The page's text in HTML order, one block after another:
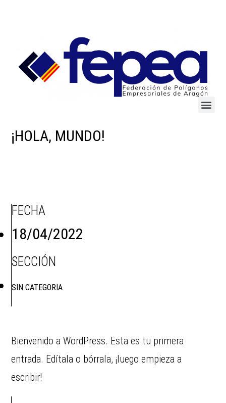
¡HOLA, MUNDO!
FECHA
18/04/2022
SECCIÓN
SIN CATEGORIA
Bienvenido a WordPress. Esta es tu primera
entrada. Edítala o bórrala, ¡luego empieza a
escribir!